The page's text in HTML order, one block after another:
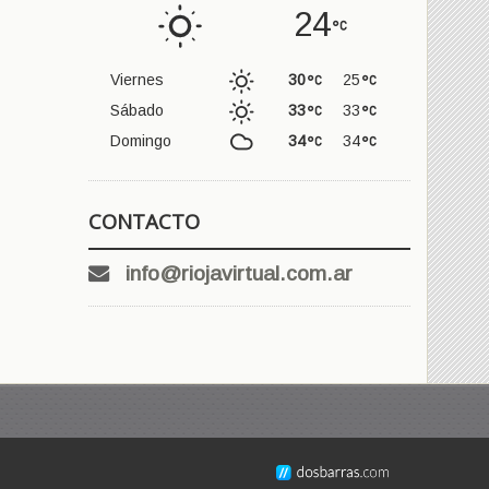
24
Viernes 25
30
Sábado
33
33
Domingo
34
34
CONTACTO
info@riojavirtual.com.ar